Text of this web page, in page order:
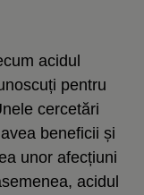
acidul
pentru
cercetări
beneficii și
unor afecțiuni
acidul